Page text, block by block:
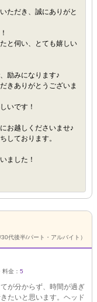
ただき、誠にありがと
と伺い、とても嬉しい
励みになります♪
きありがとうございま
いです！
お越しくださいませ♪
しております。
ました！
/30代後半/パート・アルバイト）
料金： 5
が分からず、時間が過ぎ
たいと思います。ヘッド